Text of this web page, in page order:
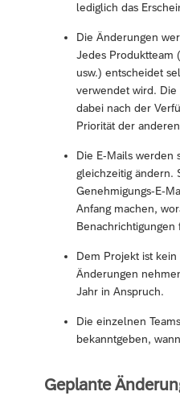
lediglich das
Die Änderungen
Jedes Produktteam
usw.) entscheidet
verwendet wird.
dabei nach der
Priorität der
Die E-Mails werden
gleichzeitig ändern.
Genehmigungs-E-
Anfang machen,
Dem Projekt ist
Änderungen
Jahr in Anspruch.
Die einzelnen
bekanntgeben,
Geplante